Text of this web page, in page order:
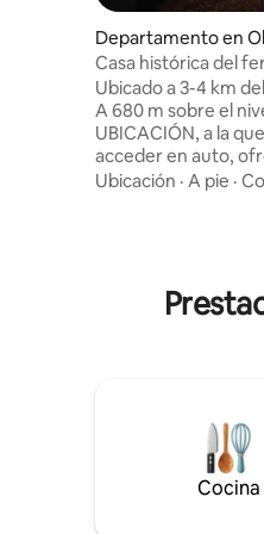
Departamento en
Casa histórica del
Bahngarten1907-
Ubicado a 3-4 km
A 680 m sobre el
UBICACIÓN, a la
acceder en auto,
inigualables y
impresionante de
canto de los
precio incluye la
Ubicación · A pie ·
Cocina